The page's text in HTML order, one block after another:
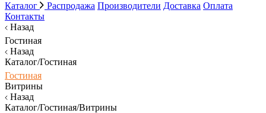
Каталог Распродажа Производители Доставка Оплата
Контакты
Назад
Гостиная
Назад
Каталог/Гостиная
Гостиная
Витрины
Назад
Каталог/Гостиная/Витрины